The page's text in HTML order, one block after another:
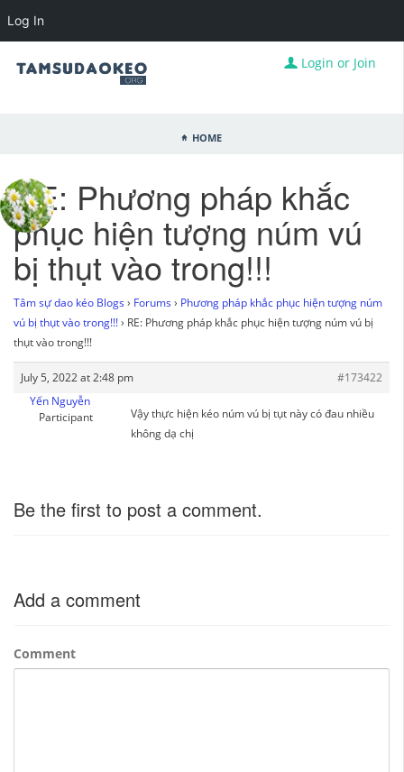
Login or Join
Home
RE: Phương pháp khắc
phục hiện tượng núm vú
bị thụt vào trong!!!
Tâm sự dao kéo Blogs › Forums › Phương pháp khắc phục hiện tượng núm
vú bị thụt vào trong!!!› RE: Phương pháp khắc phục hiện tượng núm vú bị
thụt vào trong!!!
July 5, 2022 at 2:48 pm
#173422
Yến Nguyễn
Participant
Vậy thực hiện kéo núm vú bị tụt này có đau nhiều
không dạ chị
Be the first to post a comment.
Add a comment
Comment
Log In